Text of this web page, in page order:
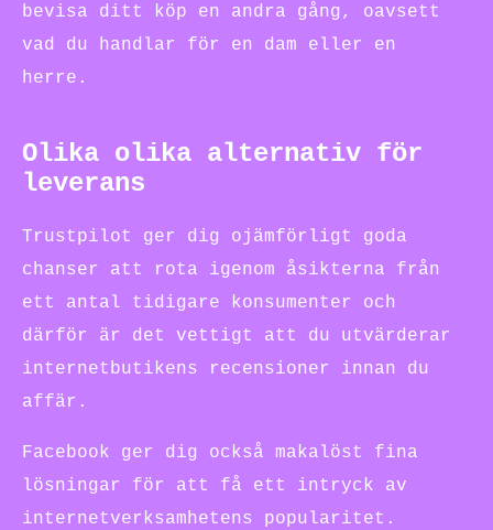
bevisa ditt köp en andra gång, oavsett
vad du handlar för en dam eller en
herre.
Olika olika alternativ för
leverans
Trustpilot ger dig ojämförligt goda
chanser att rota igenom åsikterna från
ett antal tidigare konsumenter och
därför är det vettigt att du utvärderar
internetbutikens recensioner innan du
affär.
Facebook ger dig också makalöst fina
lösningar för att få ett intryck av
internetverksamhetens popularitet.